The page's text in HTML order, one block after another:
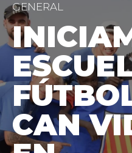
GENERAL
CAN